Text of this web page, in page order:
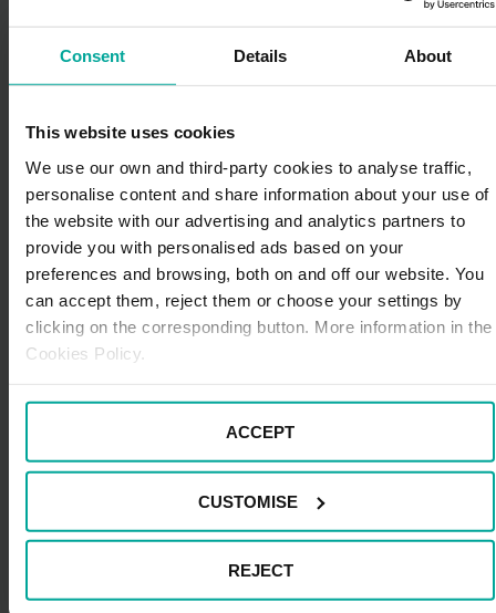
Consent Details About
This website uses cookies
We use our own and third-party cookies to analyse traffic,
personalise content and share information about your use of
the website with our advertising and analytics partners to
provide you with personalised ads based on your
preferences and browsing, both on and off our website. You
can accept them, reject them or choose your settings by
clicking on the corresponding button. More information in the
Cookies Policy.
ACCEPT
CUSTOMISE
REJECT
Las marchas largas
permiten optimizar el consumo
elemento y, por ende, menos consumo.
De este modo, lo más recomendable para ahorrar
carburante es circular con marchas largas el mayor
tiempo posible (por ejemplo, en 4ª o 5ª marcha en
ciudad, siempre respetando los límites de velocidad).
Para ello, deberemos subir de marcha sin revolucionar
el motor, es decir, sin acelerarlo.
Como norma general, en un coche diésel se aconseja
el cuentarrevoluciones del vehículo nos ayudará a
saber cuándo cambiar, aunque si no nuestro coche no
también nos indicará cuándo hacerlo.